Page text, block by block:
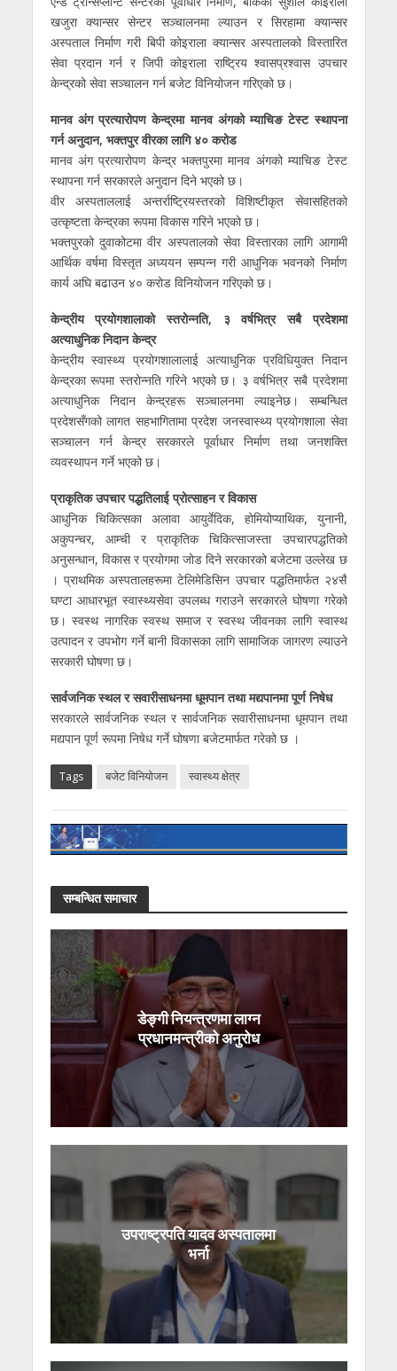
खजुरा क्यान्सर सेन्टर सञ्चालनमा ल्याउन र सिरहामा क्यान्सर
अस्पताल निर्माण गरी बिपी कोइराला क्यान्सर अस्पतालको विस्तारित
सेवा प्रदान गर्न र जिपी कोइराला राष्ट्रिय श्वासप्रश्वास उपचार
केन्द्रको सेवा सञ्चालन गर्न बजेट विनियोजन गरिएको छ।
मानव अंग प्रत्यारोपण केन्द्रमा मानव अंगको म्याचिङ टेस्ट स्थापना
गर्न अनुदान, भक्तपुर वीरका लागि ४० करोड
मानव अंग प्रत्यारोपण केन्द्र भक्तपुरमा मानव अंगको म्याचिङ टेस्ट
स्थापना गर्न सरकारले अनुदान दिने भएको छ।
वीर अस्पताललाई अन्तर्राष्ट्रियस्तरको विशिष्टीकृत सेवासहितको
उत्कृष्टता केन्द्रका रूपमा विकास गरिने भएको छ।
भक्तपुरको दुवाकोटमा वीर अस्पतालको सेवा विस्तारका लागि आगामी
आर्थिक वर्षमा विस्तृत अध्ययन सम्पन्न गरी आधुनिक भवनको निर्माण
कार्य अघि बढाउन ४० करोड विनियोजन गरिएको छ।
केन्द्रीय प्रयोगशालाको स्तरोन्नति, ३ वर्षभित्र सबै प्रदेशमा
अत्याधुनिक निदान केन्द्र
केन्द्रीय स्वास्थ्य प्रयोगशालालाई अत्याधुनिक प्रविधियुक्त निदान
केन्द्रका रूपमा स्तरोन्नति गरिने भएको छ। ३ वर्षभित्र सबै प्रदेशमा
अत्याधुनिक निदान केन्द्रहरू सञ्चालनमा ल्याइनेछ। सम्बन्धित
प्रदेशसँगको लागत सहभागितामा प्रदेश जनस्वास्थ्य प्रयोगशाला सेवा
सञ्चालन गर्न केन्द्र सरकारले पूर्वाधार निर्माण तथा जनशक्ति
व्यवस्थापन गर्ने भएको छ।
प्राकृतिक उपचार पद्धतिलाई प्रोत्साहन र विकास
आधुनिक चिकित्सका अलावा आयुर्वेदिक, होमियोप्याथिक, युनानी,
अकुपन्चर, आम्ची र प्राकृतिक चिकित्साजस्ता उपचारपद्धतिको
अनुसन्धान, विकास र प्रयोगमा जोड दिने सरकारको बजेटमा उल्लेख छ
। प्राथमिक अस्पतालहरूमा टेलिमेडिसिन उपचार पद्धतिमार्फत २४सै
घण्टा आधारभूत स्वास्थ्यसेवा उपलब्ध गराउने सरकारले घोषणा गरेको
छ।स्वस्थ नागरिक स्वस्थ समाज र स्वस्थ जीवनका लागि स्वास्थ
उत्पादन र उपभोग गर्ने बानी विकासका लागि सामाजिक जागरण ल्याउने
सरकारी घोषणा छ।
सार्वजनिक स्थल र सवारीसाधनमा धूमपान तथा मद्यपानमा पूर्ण निषेध
सरकारले सार्वजनिक स्थल र सार्वजनिक सवारीसाधनमा धूमपान तथा
मद्यपान पूर्ण रूपमा निषेध गर्ने घोषणा बजेटमार्फत गरेको छ ।
Tags बजेट विनियोजन स्वास्थ्य क्षेत्र
सम्बन्धित समाचार
डेङ्गी नियन्त्रणमा लाग्न
प्रधानमन्त्रीको अनुरोध
उपराष्ट्रपति यादव अस्पतालमा
भर्ना